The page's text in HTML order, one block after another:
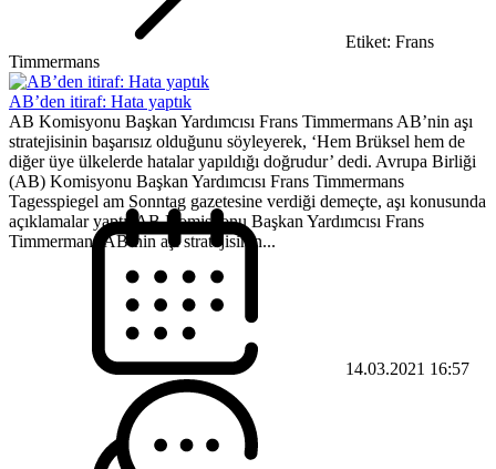
Etiket: Frans
Timmermans
AB’den itiraf: Hata yaptık
AB Komisyonu Başkan Yardımcısı Frans Timmermans AB’nin aşı
stratejisinin başarısız olduğunu söyleyerek, ‘Hem Brüksel hem de
diğer üye ülkelerde hatalar yapıldığı doğrudur’ dedi. Avrupa Birliği
(AB) Komisyonu Başkan Yardımcısı Frans Timmermans
Tagesspiegel am Sonntag gazetesine verdiği demeçte, aşı konusunda
açıklamalar yaptı. AB Komisyonu Başkan Yardımcısı Frans
Timmermans AB’nin aşı stratejisinin...
14.03.2021 16:57